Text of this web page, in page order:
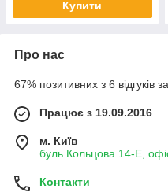
Купити
Про нас
67% позитивних з 6 відгуків
Працює з 19.09.2016
м. Київ
буль.Кольцова 14-Е,
Контакти